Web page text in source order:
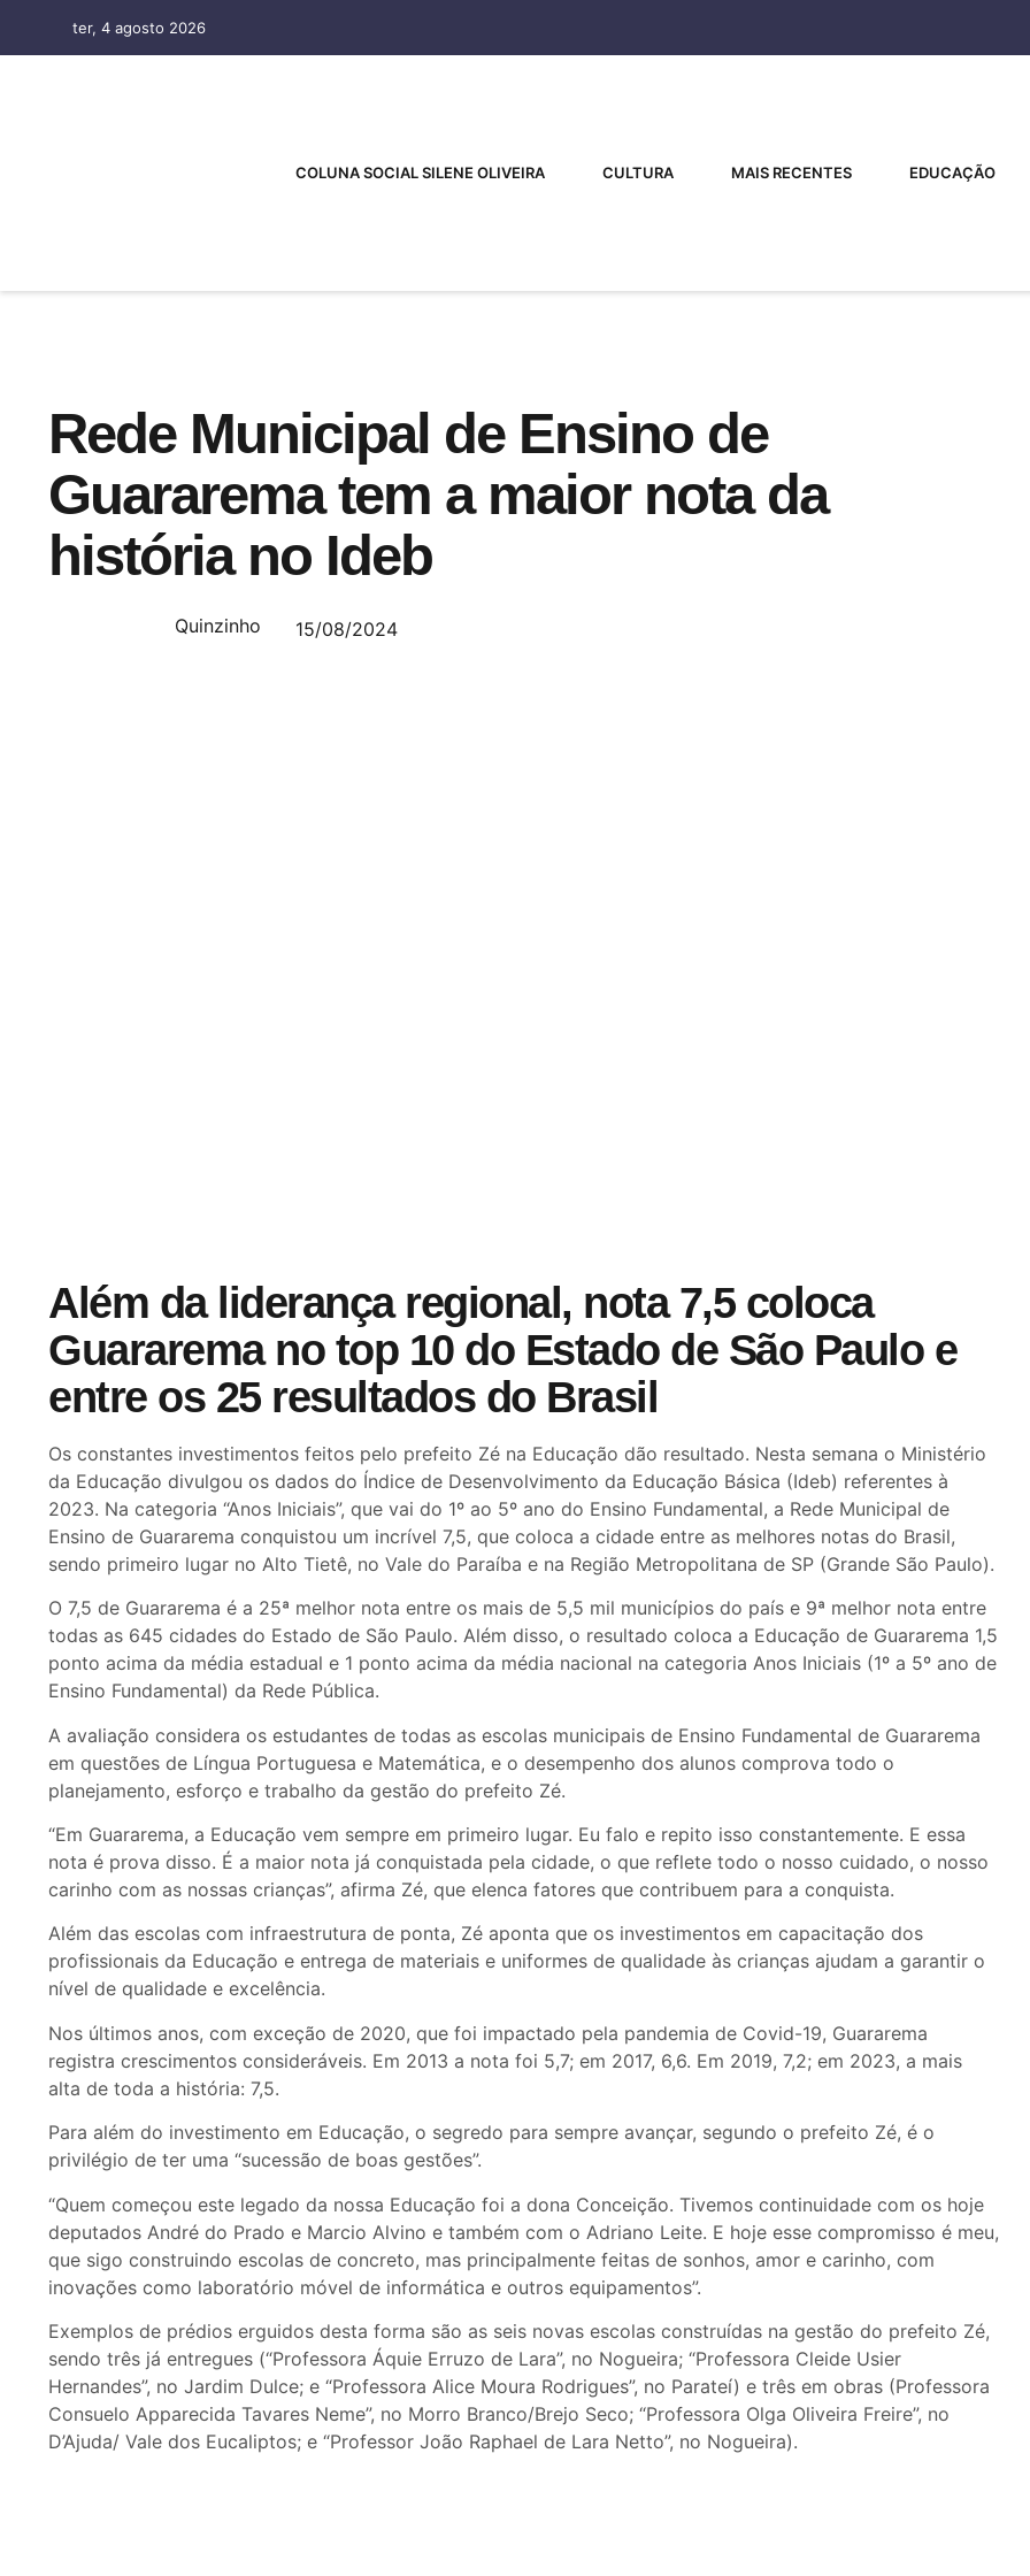
ter, 4 agosto 2026
COLUNA SOCIAL SILENE OLIVEIRA CULTURA MAIS RECENTES EDUCAÇÃO
Rede Municipal de Ensino de
Guararema tem a maior nota da
história no Ideb
Quinzinho 15/08/2024
Além da liderança regional, nota 7,5 coloca
Guararema no top 10 do Estado de São Paulo e
entre os 25 resultados do Brasil
Os constantes investimentos feitos pelo prefeito Zé na Educação dão resultado. Nesta semana o Ministério
da Educação divulgou os dados do Índice de Desenvolvimento da Educação Básica (Ideb) referentes à
2023. Na categoria “Anos Iniciais”, que vai do 1º ao 5º ano do Ensino Fundamental, a Rede Municipal de
Ensino de Guararema conquistou um incrível 7,5, que coloca a cidade entre as melhores notas do Brasil,
sendo primeiro lugar no Alto Tietê, no Vale do Paraíba e na Região Metropolitana de SP (Grande São Paulo).
O 7,5 de Guararema é a 25ª melhor nota entre os mais de 5,5 mil municípios do país e 9ª melhor nota entre
todas as 645 cidades do Estado de São Paulo. Além disso, o resultado coloca a Educação de Guararema 1,5
ponto acima da média estadual e 1 ponto acima da média nacional na categoria Anos Iniciais (1º a 5º ano de
Ensino Fundamental) da Rede Pública.
A avaliação considera os estudantes de todas as escolas municipais de Ensino Fundamental de Guararema
em questões de Língua Portuguesa e Matemática, e o desempenho dos alunos comprova todo o
planejamento, esforço e trabalho da gestão do prefeito Zé.
“Em Guararema, a Educação vem sempre em primeiro lugar. Eu falo e repito isso constantemente. E essa
nota é prova disso. É a maior nota já conquistada pela cidade, o que reflete todo o nosso cuidado, o nosso
carinho com as nossas crianças”, afirma Zé, que elenca fatores que contribuem para a conquista.
Além das escolas com infraestrutura de ponta, Zé aponta que os investimentos em capacitação dos
profissionais da Educação e entrega de materiais e uniformes de qualidade às crianças ajudam a garantir o
nível de qualidade e excelência.
Nos últimos anos, com exceção de 2020, que foi impactado pela pandemia de Covid-19, Guararema
registra crescimentos consideráveis. Em 2013 a nota foi 5,7; em 2017, 6,6. Em 2019, 7,2; em 2023, a mais
alta de toda a história: 7,5.
Para além do investimento em Educação, o segredo para sempre avançar, segundo o prefeito Zé, é o
privilégio de ter uma “sucessão de boas gestões”.
“Quem começou este legado da nossa Educação foi a dona Conceição. Tivemos continuidade com os hoje
deputados André do Prado e Marcio Alvino e também com o Adriano Leite. E hoje esse compromisso é meu,
que sigo construindo escolas de concreto, mas principalmente feitas de sonhos, amor e carinho, com
inovações como laboratório móvel de informática e outros equipamentos”.
Exemplos de prédios erguidos desta forma são as seis novas escolas construídas na gestão do prefeito Zé,
sendo três já entregues (“Professora Áquie Erruzo de Lara”, no Nogueira; “Professora Cleide Usier
Hernandes”, no Jardim Dulce; e “Professora Alice Moura Rodrigues”, no Parateí) e três em obras (Professora
Consuelo Apparecida Tavares Neme”, no Morro Branco/Brejo Seco; “Professora Olga Oliveira Freire”, no
D’Ajuda/ Vale dos Eucaliptos; e “Professor João Raphael de Lara Netto”, no Nogueira).